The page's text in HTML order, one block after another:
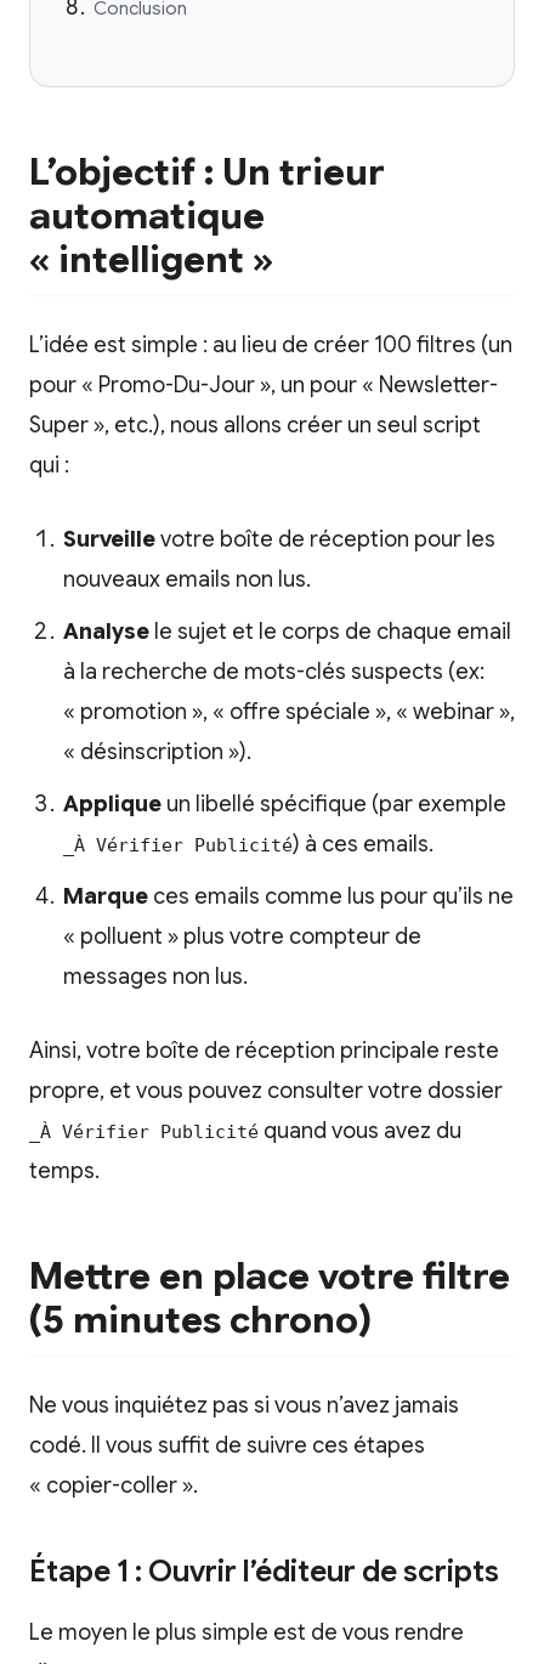
Conclusion
L’objectif : Un trieur
automatique
« intelligent »
L’idée est simple : au lieu de créer 100 filtres (un
pour « Promo-Du-Jour », un pour « Newsletter-
Super », etc.), nous allons créer un seul script
qui :
Surveillevotre boîte de réception pour les
nouveaux emails non lus.
Analyse le sujet et le corps de chaque email
à la recherche de mots-clés suspects (ex:
« promotion », « offre spéciale », « webinar »,
« désinscription »).
Applique un libellé spécifique (par exemple
_À Vérifier Publicité) à ces emails.
Marque ces emails comme lus pour qu’ils ne
« polluent » plus votre compteur de
messages non lus.
Ainsi, votre boîte de réception principale reste
propre, et vous pouvez consulter votre dossier
_À Vérifier Publicité quand vous avez du
temps.
Mettre en place votre filtre
(5 minutes chrono)
Ne vous inquiétez pas si vous n’avez jamais
codé. Il vous suffit de suivre ces étapes
« copier-coller ».
Étape 1 : Ouvrir l’éditeur de scripts
Le moyen le plus simple est de vous rendre